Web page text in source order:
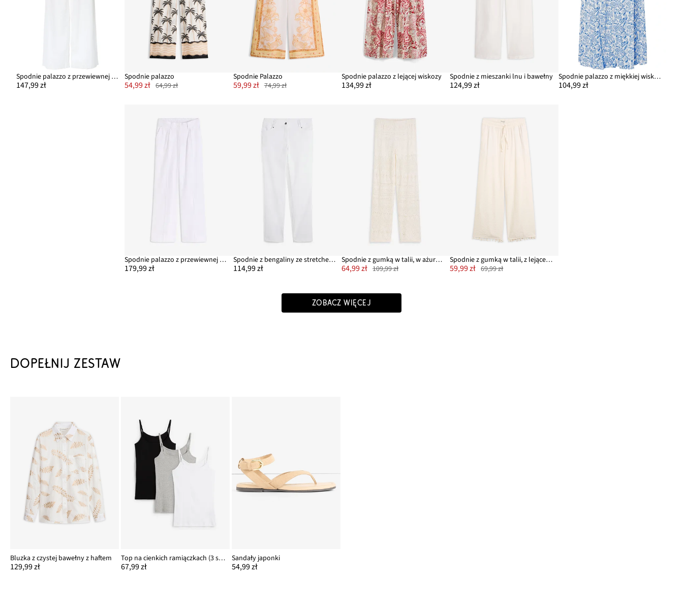
Spodnie palazzo z przewiewnej mieszanki lnu
147,99 zł
Spodnie palazzo
54,99 zł 64,99 zł
Spodnie Palazzo
59,99 zł 74,99 zł
Spodnie palazzo z lejącej wiskozy
134,99 zł
Spodnie z mieszanki lnu i bawełny
124,99 zł
Spodnie palazzo z miękkiej wiskozy
104,99 zł
Spodnie palazzo z przewiewnej mieszanki lnu
179,99 zł
Spodnie z bengaliny ze stretchem, z wygodnym pasem w talii, straight
114,99 zł
Spodnie z gumką w talii, w ażurowy wzór
64,99 zł 109,99 zł
Spodnie z gumką w talii, z lejącej mieszanki wiskozy
59,99 zł 69,99 zł
ZOBACZ WIĘCEJ
DOPEŁNIJ ZESTAW
Bluzka z czystej bawełny z haftem
129,99 zł
Top na cienkich ramiączkach (3 szt.)
67,99 zł
Sandały japonki
54,99 zł